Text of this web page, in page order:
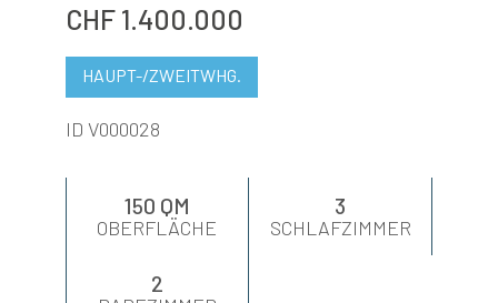
CHF 1.400.000
HAUPT-/ZWEITWHG.
ID V000028
150 QM
OBERFLÄCHE
3
SCHLAFZIMMER
2
KONTAKTE